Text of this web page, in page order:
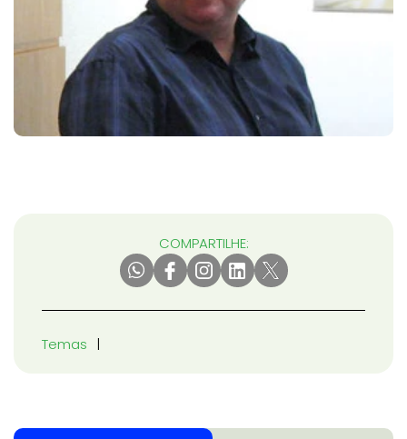
COMPARTILHE:
Temas